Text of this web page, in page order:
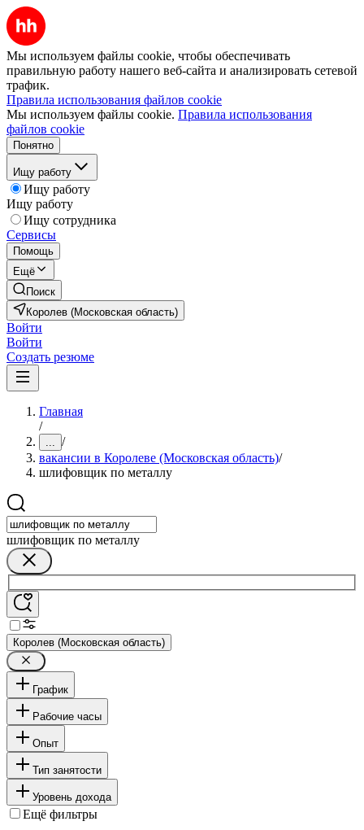
Мы используем файлы cookie, чтобы обеспечивать
правильную работу нашего веб-сайта и анализировать сетевой
трафик.
Правила использования файлов cookie
Мы используем файлы cookie. Правила использования
файлов cookie
Понятно
Ищу работу
Ищу работу
Ищу работу
Ищу сотрудника
Сервисы
Помощь
Ещё
Поиск
Королев (Московская область)
Войти
Войти
Создать резюме
Главная
/
... /
вакансии в Королеве (Московская область)/
шлифовщик по металлу
шлифовщик по металлу
Королев (Московская область)
График
Рабочие часы
Опыт
Тип занятости
Уровень дохода
Ещё фильтры